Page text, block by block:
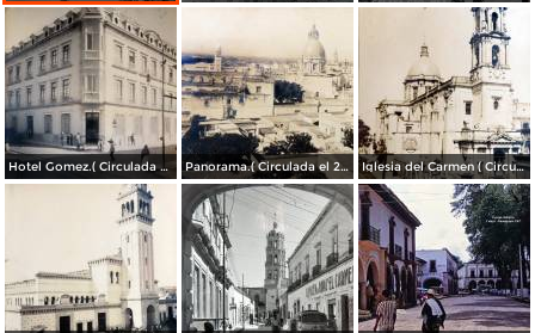
Hotel Gomez.( Circulada el 23 de Julio de 1909 ). Panorama.( Circulada el 25 de Junio de 1909 ). Iglesia del Carmen ( Circulada el 15 de Junioo de 1909 ).